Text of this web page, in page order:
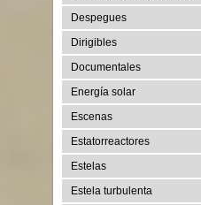
Despegues
Dirigibles
Documentales
Energía solar
Escenas
Estatorreactores
Estelas
Estela turbulenta